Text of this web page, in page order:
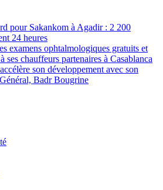
pour Sakankom à Agadir : 2 200
24 heures
examens ophtalmologiques gratuits et
ses chauffeurs partenaires à Casablanca
son développement avec son
Badr Bougrine